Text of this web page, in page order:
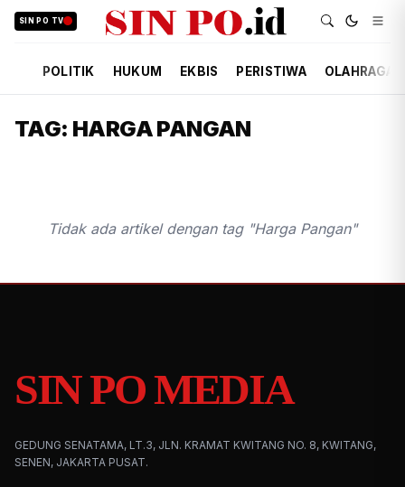
SIN PO TV
POLITIK HUKUM EKBIS PERISTIWA OLAHRAGA
TAG: HARGA PANGAN
Tidak ada artikel dengan tag "Harga Pangan"
SIN PO MEDIA
GEDUNG SENATAMA, LT.3, JLN. KRAMAT KWITANG NO. 8, KWITANG,
SENEN, JAKARTA PUSAT.